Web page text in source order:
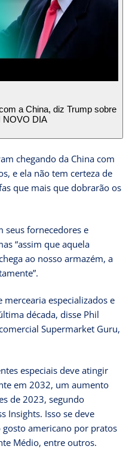
a China, diz Trump sobre
NOVO DIA
chegando da China com
e ela não tem certeza de
que mais que dobrarão os
seus fornecedores e
“assim que aquela
ao nosso armazém, a
especializados e
década, disse Phil
Supermarket Guru,
especiais deve atingir
em 2032, um aumento
de 2023, segundo
Insights. Isso se deve
americano por pratos
Médio, entre outros.